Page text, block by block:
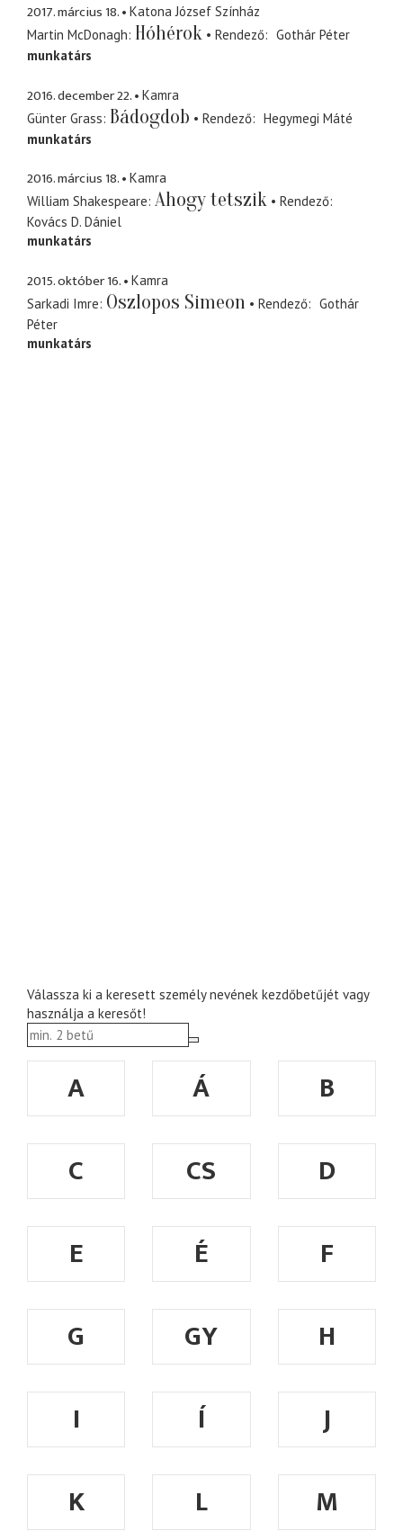
2017. március 18.
Katona József Színház
Martin McDonagh Hóhérok Rendező
Gothár Péter
munkatárs
2016. december 22.
Kamra
Günter Grass Bádogdob Rendező
Hegymegi Máté
munkatárs
2016. március 18.
Kamra
William Shakespeare Ahogy tetszik
Rendező
Kovács D. Dániel
munkatárs
2015. október 16.
Kamra
Sarkadi Imre Oszlopos Simeon Rendező
Gothár
Péter
munkatárs
Válassza ki a keresett személy nevének kezdőbetűjét vagy
használja a keresőt!
A Á
B
C
CS
D
E
É
F
G
GY
H
I
Í
J
K
L M